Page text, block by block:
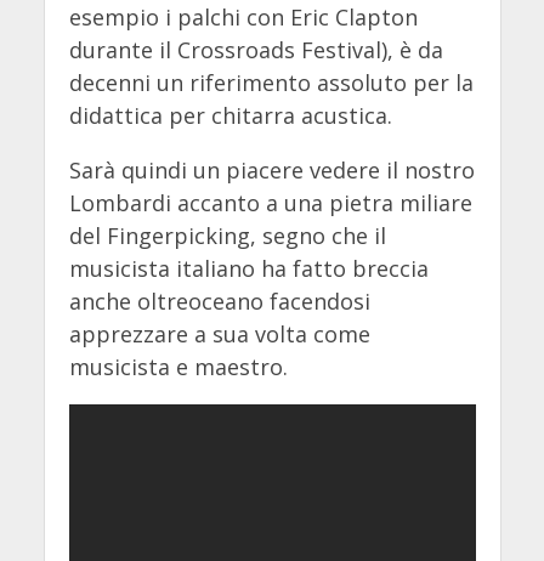
esempio i palchi con Eric Clapton
durante il Crossroads Festival), è da
decenni un riferimento assoluto per la
didattica per chitarra acustica.
Sarà quindi un piacere vedere il nostro
Lombardi accanto a una pietra miliare
del Fingerpicking, segno che il
musicista italiano ha fatto breccia
anche oltreoceano facendosi
apprezzare a sua volta come
musicista e maestro.